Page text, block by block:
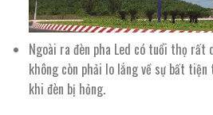
Ngoài ra đèn pha Led có tuổi thọ rất
không còn phải lo lắng về sự bất
khi đèn bị hỏng.